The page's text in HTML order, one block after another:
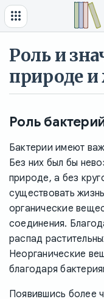
Роль и
природе
Роль
Бактерии имеют
Без них был бы
природе, а без
существовать
органические
соединения.
распад
Неорганические
благодаря
Появившись более